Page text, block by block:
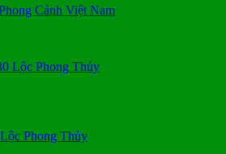
Cảnh Việt Nam
Phong Thủy